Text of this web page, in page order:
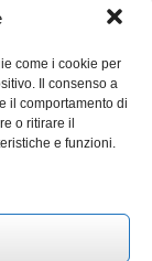
come i cookie per
Il consenso a
il comportamento di
o ritirare il
e funzioni.
cosa cambia
al
eventi